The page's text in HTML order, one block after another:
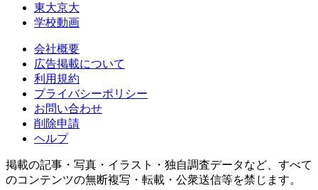
東大京大
学校動画
会社概要
広告掲載について
利用規約
プライバシーポリシー
お問い合わせ
削除申請
ヘルプ
掲載の記事・写真・イラスト・独自調査データなど、すべて
のコンテンツの無断複写・転載・公衆送信等を禁じます。